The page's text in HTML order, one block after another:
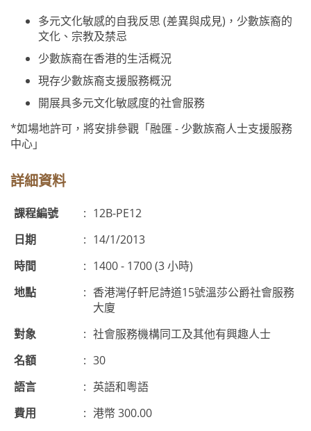
多元文化敏感的自我反思 (差異與成見)，少數族裔的
文化、宗教及禁忌
少數族裔在香港的生活概況
現存少數族裔支援服務概況
開展具多元文化敏感度的社會服務
*如場地許可，將安排參觀「融匯 - 少數族裔人士支援服務
中心」
詳細資料
課程編號 : 12B-PE12
日期
: 14/1/2013
時間
: 1400 - 1700 (3 小時)
地點
: 香港灣仔軒尼詩道15號溫莎公爵社會服務
大廈
對象
: 社會服務機構同工及其他有興趣人士
名額
: 30
語言
: 英語和粵語
費用
: 港幣 300.00